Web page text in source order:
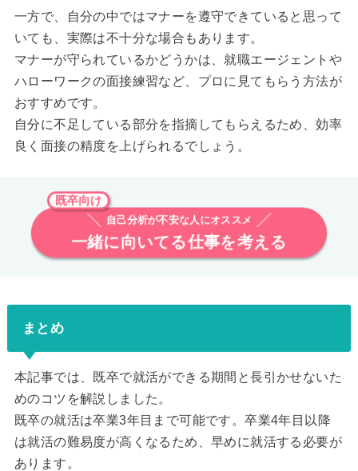
一方で、自分の中ではマナーを遵守できていると思って
いても、実際は不十分な場合もあります。
マナーが守られているかどうかは、就職エージェントや
ハローワークの面接練習など、プロに見てもらう方法が
おすすめです。
自分に不足している部分を指摘してもらえるため、効率
良く面接の精度を上げられるでしょう。
既卒向け
自己分析が不安な人にオススメ
一緒に向いてる仕事を考える
まとめ
本記事では、既卒で就活ができる期間と長引かせないた
めのコツを解説しました。
既卒の就活は卒業3年目まで可能です。卒業4年目以降
は就活の難易度が高くなるため、早めに就活する必要が
あります。